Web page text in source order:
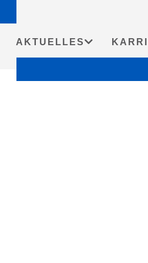
AKTUELLES